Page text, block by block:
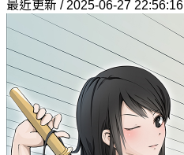
最近更新 / 2025-06-27 22:56:16